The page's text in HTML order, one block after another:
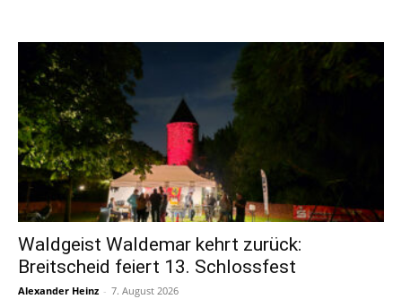
Waldgeist Waldemar kehrt zurück:
Breitscheid feiert 13. Schlossfest
Alexander Heinz - 7. August 2026